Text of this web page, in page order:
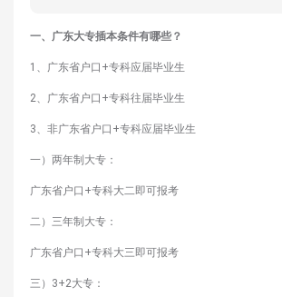
一、广东大专插本条件有哪些？
1、广东省户口+专科应届毕业生
2、广东省户口+专科往届毕业生
3、非广东省户口+专科应届毕业生
一）两年制大专：
广东省户口+专科大二即可报考
二）三年制大专：
广东省户口+专科大三即可报考
三）3+2大专：